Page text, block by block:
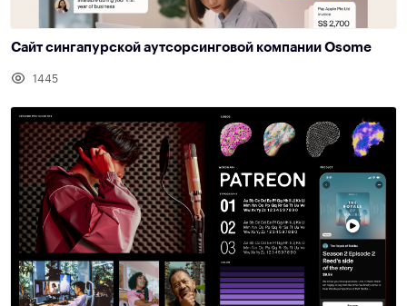
Сайт сингапурской аутсорсинговой компании Osome
1445